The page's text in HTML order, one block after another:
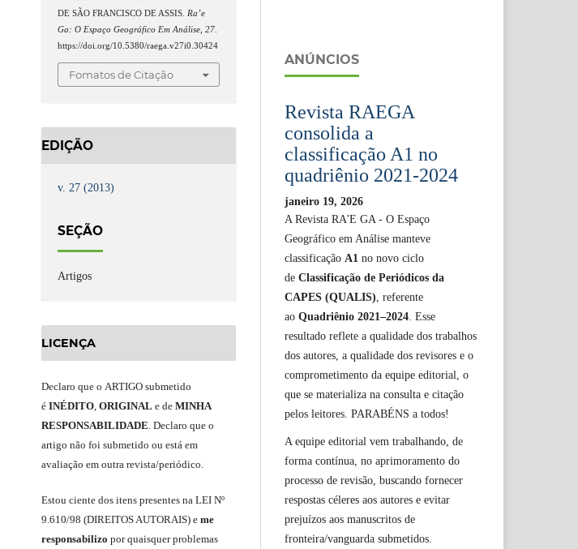
DE SÃO FRANCISCO DE ASSIS. Ra’e
Ga: O Espaço Geográfico Em Análise ,27
https://doi.org/10.5380/raega.v27i0.30424
Fomatos de Citação
EDIÇÃO
v. 27 (2013)
SEÇÃO
Artigos
LICENÇA
Declaro que o ARTIGO submetido
é INÉDITO, ORIGINAL e de MINHA
RESPONSABILIDADE. Declaro que o
artigo não foi submetido ou está em
avaliação em outra revista/periódico.
Estou ciente dos itens presentes na LEI Nº
9.610/98 (DIREITOS AUTORAIS) e me
responsabilizo por quaisquer problemas
ANÚNCIOS
Revista RAEGA
consolida a
classificação A1 no
quadriênio 2021-2024
janeiro 19, 2026
A Revista RA'E GA - O Espaço
Geográfico em Análise manteve
classificação A1 no novo ciclo
de Classificação de Periódicos da
CAPES (QUALIS) , referente
ao Quadriênio 2021–2024 . Esse
resultado reflete a qualidade dos trabalhos
dos autores, a qualidade dos revisores e o
comprometimento da equipe editorial, o
que se materializa na consulta e citação
pelos leitores. PARABÉNS a todos!
A equipe editorial vem trabalhando, de
forma contínua, no aprimoramento do
processo de revisão, buscando fornecer
respostas céleres aos autores e evitar
prejuízos aos manuscritos de
fronteira/vanguarda submetidos.